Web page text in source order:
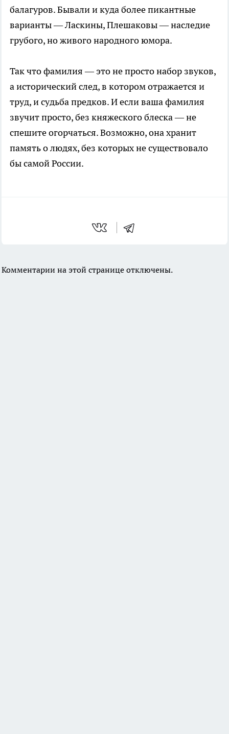
балагуров. Бывали и куда более пикантные
варианты — Ласкины, Плешаковы — наследие
грубого, но живого народного юмора.
Так что фамилия — это не просто набор звуков,
а исторический след, в котором отражается и
труд, и судьба предков. И если ваша фамилия
звучит просто, без княжеского блеска — не
спешите огорчаться. Возможно, она хранит
память о людях, без которых не существовало
бы самой России.
Комментарии на этой странице отключены.